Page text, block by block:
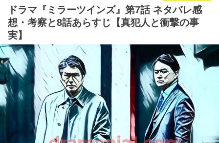
ドラマ『ミラーツインズ』第7話 ネタバレ感
想・考察と8話あらすじ【真犯人と衝撃の事
実】